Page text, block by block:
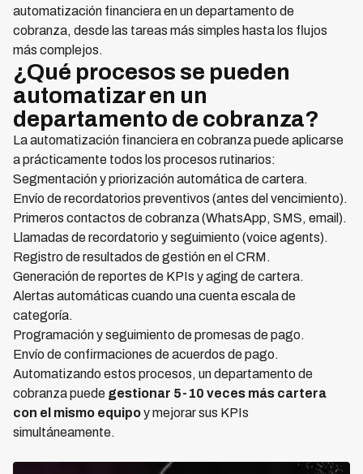
automatización financiera en un departamento de
cobranza, desde las tareas más simples hasta los flujos
más complejos.
¿Qué procesos se pueden
automatizar en un
departamento de cobranza?
La automatización financiera en cobranza puede aplicarse
a prácticamente todos los procesos rutinarios:
Segmentación y priorización automática de cartera.
Envío de recordatorios preventivos (antes del vencimiento).
Primeros contactos de cobranza (WhatsApp, SMS, email).
Llamadas de recordatorio y seguimiento (voice agents).
Registro de resultados de gestión en el CRM.
Generación de reportes de KPIs y aging de cartera.
Alertas automáticas cuando una cuenta escala de
categoría.
Programación y seguimiento de promesas de pago.
Envío de confirmaciones de acuerdos de pago.
Automatizando estos procesos, un departamento de
cobranza puede gestionar 5-10 veces más cartera
con el mismo equipoy mejorar sus KPIs
simultáneamente.